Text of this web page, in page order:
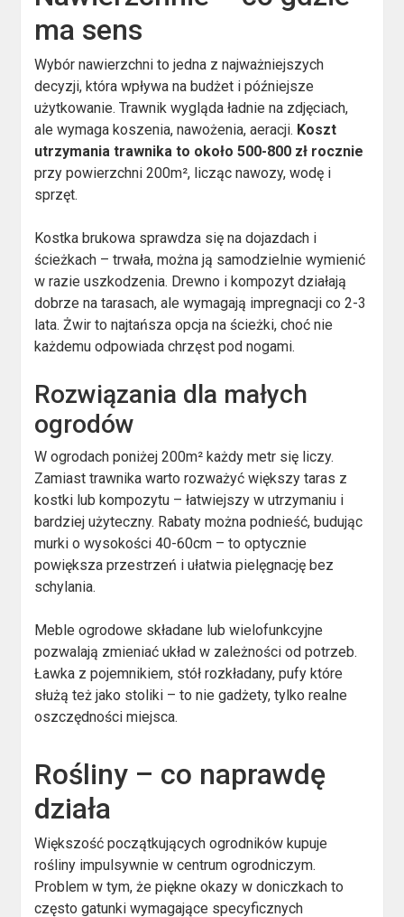
ma sens
Wybór nawierzchni to jedna z najważniejszych
decyzji, która wpływa na budżet i późniejsze
użytkowanie. Trawnik wygląda ładnie na zdjęciach,
ale wymaga koszenia, nawożenia, aeracji. Koszt
utrzymania trawnika to około 500-800 zł rocznie
przy powierzchni 200m², licząc nawozy, wodę i
sprzęt.
Kostka brukowa sprawdza się na dojazdach i
ścieżkach – trwała, można ją samodzielnie wymienić
w razie uszkodzenia. Drewno i kompozyt działają
dobrze na tarasach, ale wymagają impregnacji co 2-3
lata. Żwir to najtańsza opcja na ścieżki, choć nie
każdemu odpowiada chrzęst pod nogami.
Rozwiązania dla małych
ogrodów
W ogrodach poniżej 200m² każdy metr się liczy.
Zamiast trawnika warto rozważyć większy taras z
kostki lub kompozytu – łatwiejszy w utrzymaniu i
bardziej użyteczny. Rabaty można podnieść, budując
murki o wysokości 40-60cm – to optycznie
powiększa przestrzeń i ułatwia pielęgnację bez
schylania.
Meble ogrodowe składane lub wielofunkcyjne
pozwalają zmieniać układ w zależności od potrzeb.
Ławka z pojemnikiem, stół rozkładany, pufy które
służą też jako stoliki – to nie gadżety, tylko realne
oszczędności miejsca.
Rośliny – co naprawdę
działa
Większość początkujących ogrodników kupuje
rośliny impulsywnie w centrum ogrodniczym.
Problem w tym, że piękne okazy w doniczkach to
często gatunki wymagające specyficznych